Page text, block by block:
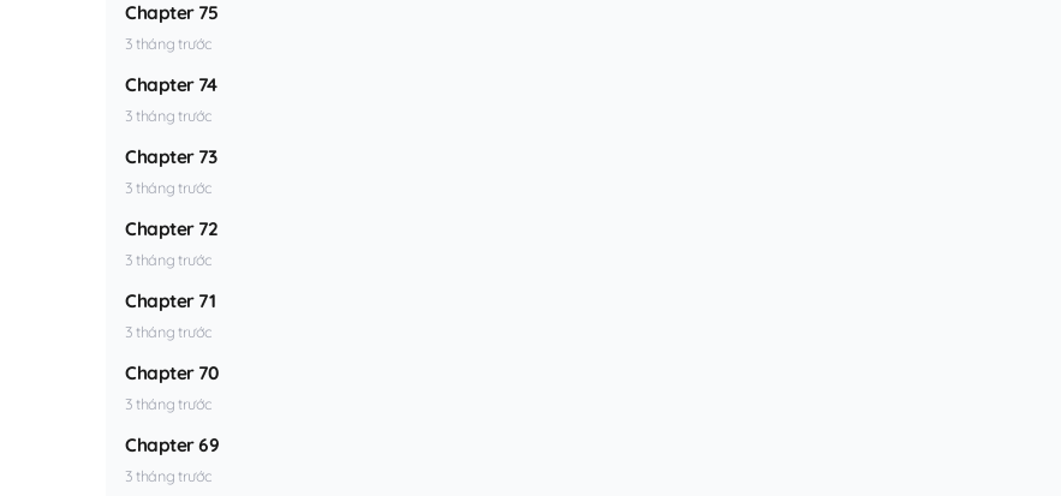
Chapter 75
3 tháng trước
Chapter 74
3 tháng trước
Chapter 73
3 tháng trước
Chapter 72
3 tháng trước
Chapter 71
3 tháng trước
Chapter 70
3 tháng trước
Chapter 69
3 tháng trước